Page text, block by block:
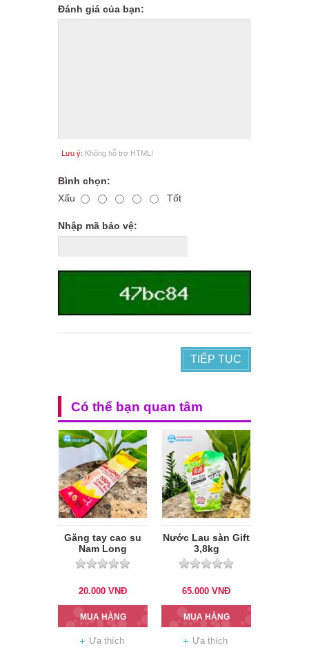
Đánh giá của bạn:
Lưu ý: Không hỗ trợ HTML!
Bình chọn:
Xấu
Tốt
Nhập mã bảo vệ:
TIẾP TỤC
Có thể bạn quan tâm
Găng tay cao su
Nam Long
20.000 VNĐ
MUA HÀNG
Ưa thích
Nước Lau sàn Gift
3,8kg
65.000 VNĐ
MUA HÀNG
Ưa thích